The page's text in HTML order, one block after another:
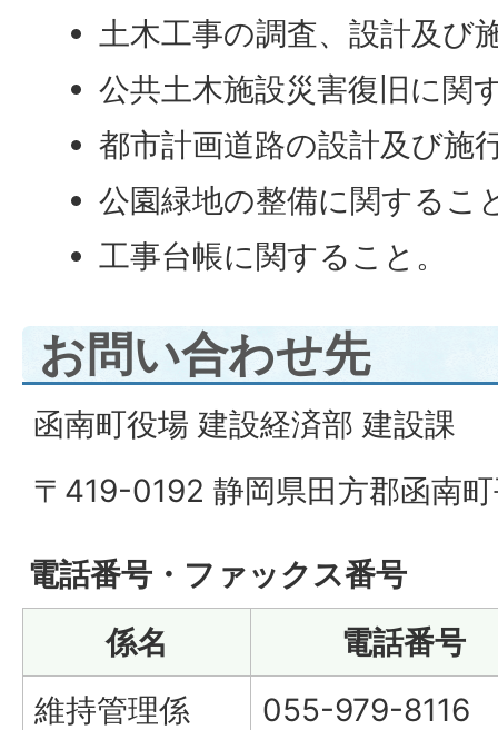
土木工事の調査、設計及び
公共土木施設災害復旧に関
都市計画道路の設計及び施
公園緑地の整備に関するこ
工事台帳に関すること。
お問い合わせ先
函南町役場 建設経済部 建設課
〒419-0192 静岡県田方郡函南
電話番号・ファックス番号
係名
電話番号
維持管理係
055-979-8116